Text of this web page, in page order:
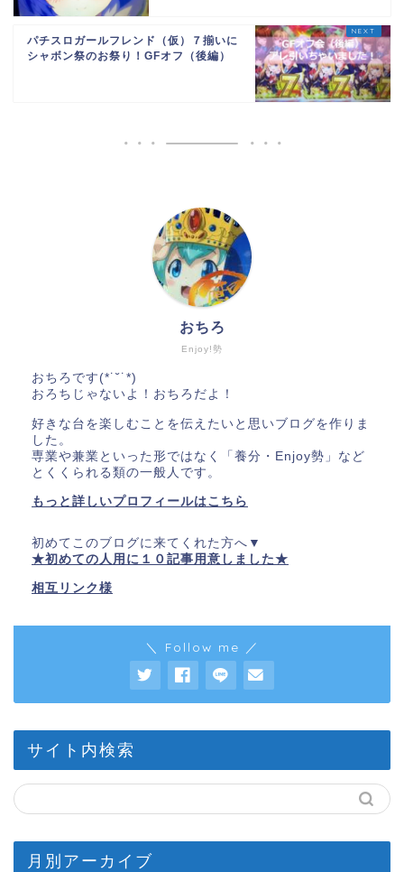
パチスロガールフレンド（仮）７揃いに
シャボン祭のお祭り！GFオフ（後編）
Enjoy!勢
おちろ
おちろです(*˙˘˙*)
おろちじゃないよ！おちろだよ！
好きな台を楽しむことを伝えたいと思いブログを作りま
した。
専業や兼業といった形ではなく「養分・Enjoy勢」など
とくくられる類の一般人です。
もっと詳しいプロフィールはこちら
初めてこのブログに来てくれた方へ▼
★初めての人用に１０記事用意しました★
相互リンク様
＼ Follow me ／
サイト内検索
月別アーカイブ